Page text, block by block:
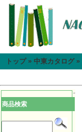
トップ» 中東カタログ»
商品検索